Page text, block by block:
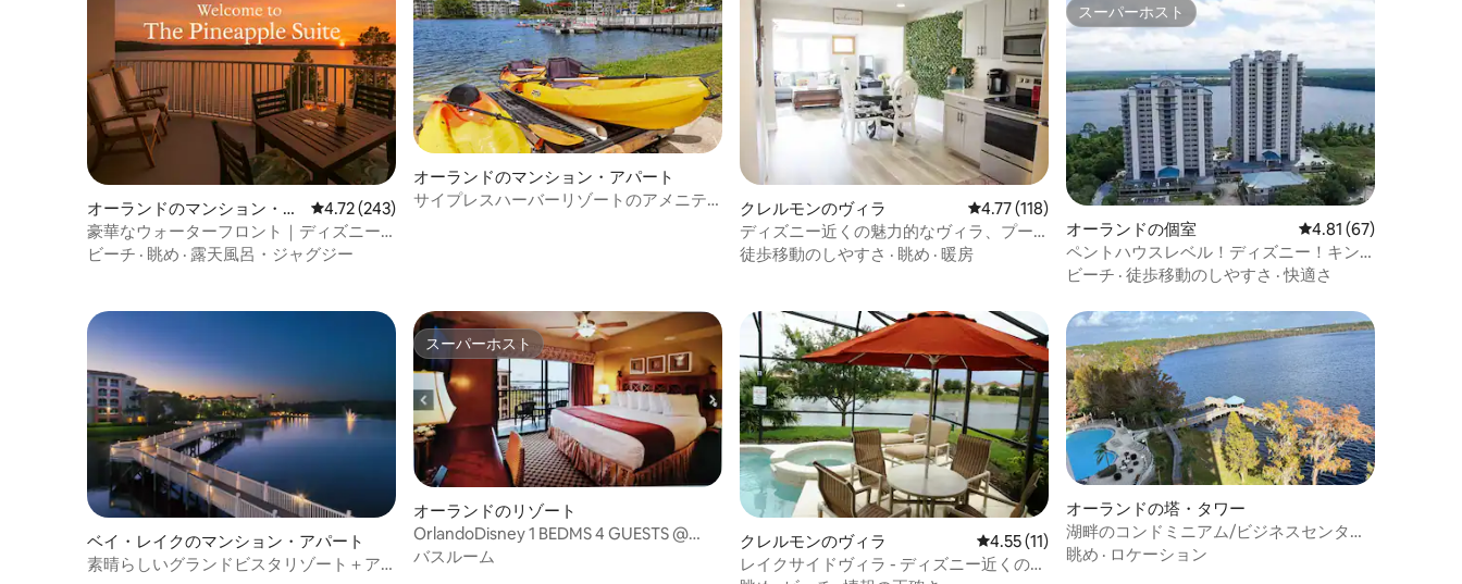
オーランドのマンション・ア
パート
レビュー243件、5つ星中4.72つ星の平均評価
4.72 (243)
豪華なウォーターフロント｜ディズニー
まで1マイル｜7人宿泊可能
ビーチ · 眺め · 露天風呂・ジャグジー
オーランドのマンション・アパート
サイプレスハーバーリゾートのアメニテ
クレルモンのヴィラ レビュー118件、5つ星中4.77つ星の平均評価
4.77 (118)
ディズニー近くの魅力的なヴィラ、プー
ル、ベッド3台、4名様まで宿泊可能
徒歩移動のしやすさ · 眺め · 暖房
スーパーホスト
スーパーホスト
オーランドの個室 レビュー67件、5つ
4.81 (67)
ペントハウスレベル！ディズニー！キン
グベッド/バスルーム付き
ビーチ · 徒歩移動のしやすさ ·快適さ
ベイ・レイクのマンション・アパート
素晴らしいグランドビスタリゾート＋ア
スーパーホスト
スーパーホスト
オーランドのリゾート
OrlandoDisney 1 BEDMS 4 GUESTS @
LAKES&SPA BY WESTGATE
バスルーム
クレルモンのヴィラ レビュー11件、5つ星中4.55つ星の平均評価
4.55 (11)
レイクサイドヴィラ - ディズニー近くの高
オーランドの塔・タワー
湖畔のコンドミニアム/ビジネスセンター/
ディズニーまで1マイル/花火
眺め · ロケーション